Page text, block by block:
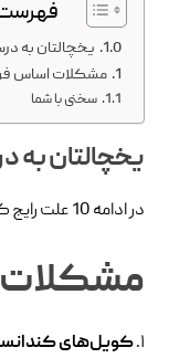
یخچالتان به
مشکلات اساس
سخنی با شما
یخچالتان
در ادامه 10 علت رایج کار نکردن فن یخچال را بررسی میکنیم.
۱. کویل‌های